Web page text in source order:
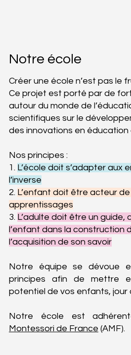
Notre école
Créer une école n’est pas le
Ce projet est porté par de
autour du monde de
scientifiques sur le
des innovations en éducation
Nos principes :
1. L’école doit s’adapter aux
l’inverse
2. L’enfant doit être acteur de
apprentissages
3. L’adulte doit être un guide,
l’enfant dans la construction
l’acquisition de son savoir
Notre équipe se dévoue
principes afin de mettre
potentiel de vos enfants, jour
Notre école est
Montessori de France (AMF).